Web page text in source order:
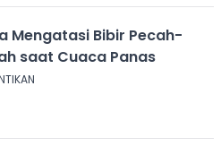
Mengatasi Bibir Pecah-
saat Cuaca Panas